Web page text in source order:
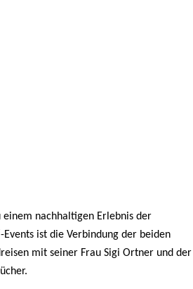
nachhaltigen Erlebnis der
ist die Verbindung der beiden
mit seiner Frau Sigi Ortner und der